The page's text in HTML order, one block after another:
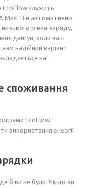
EcoFlow служить
Max. Він автоматично
рівня заряду,
двигун, коли ваш
надійний варіант
на
споживання
EcoFlow.
використання енергії
де б ви не були. Якщо ви